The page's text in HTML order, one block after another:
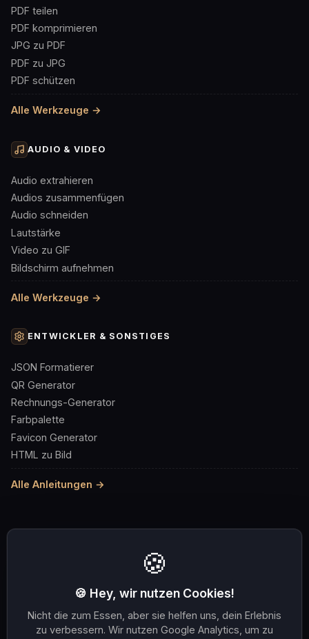
PDF teilen
PDF komprimieren
JPG zu PDF
PDF zu JPG
PDF schützen
Alle Werkzeuge →
AUDIO & VIDEO
Audio extrahieren
Audios zusammenfügen
Audio schneiden
Lautstärke
Video zu GIF
Bildschirm aufnehmen
Alle Werkzeuge →
ENTWICKLER & SONSTIGES
JSON Formatierer
QR Generator
Rechnungs-Generator
Farbpalette
Favicon Generator
HTML zu Bild
Alle Anleitungen →
PNG zu JPG JPG zu PNG JPG zu WebP
🍪
🍪 Hey, wir nutzen Cookies!
Nicht die zum Essen, aber sie helfen uns, dein Erlebnis
zu verbessern. Wir nutzen Google Analytics, um zu